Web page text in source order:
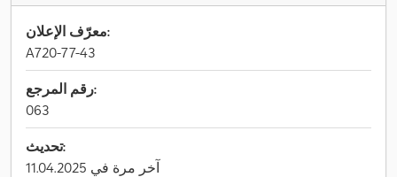
معرّف الإعلان:
A720-77-43
رقم المرجع:
063
تحديث:
آخر مرة في 11.04.2025